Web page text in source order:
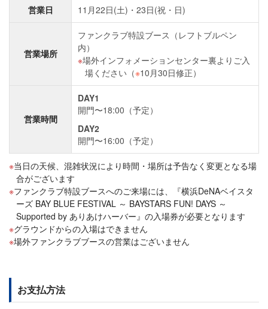
営業日 11月22日(土)・23日(祝・日)
営業場所
ファンクラブ特設ブース（レフトブルペン
内）
場外インフォメーションセンター裏よりご入
場ください（※10月30日修正）
営業時間
DAY1
開門〜18:00（予定）
DAY2
開門〜16:00（予定）
当日の天候、混雑状況により時間・場所は予告なく変更となる場
合がございます
ファンクラブ特設ブースへのご来場には、『横浜DeNAベイスタ
ーズ BAY BLUE FESTIVAL ～ BAYSTARS FUN! DAYS ～
Supported by ありあけハーバー』の入場券が必要となります
グラウンドからの入場はできません
場外ファンクラブブースの営業はございません
お支払方法